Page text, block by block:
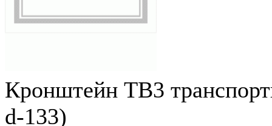
Кронштейн ТВ3
d-133)